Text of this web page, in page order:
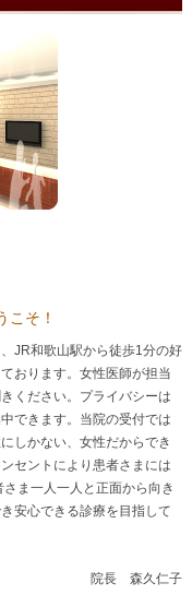
こそ！
JR和歌山駅から徒歩1分の好
おります。女性医師が担当
ください。プライバシーは
できます。当院の受付では
しかない、女性だからでき
セントにより患者さまには
ま一人一人と正面から向き
安心できる診療を目指して
院長 森久仁子